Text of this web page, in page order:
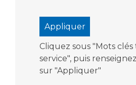
Cliquez sous "Mots
service", puis
sur "Appliquer"